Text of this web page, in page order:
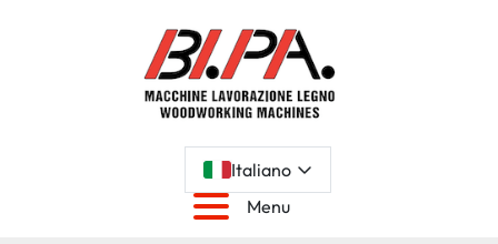
Italiano
Menu